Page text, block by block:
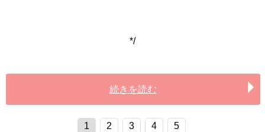
*/
続きを読む
1 2 3 4 5